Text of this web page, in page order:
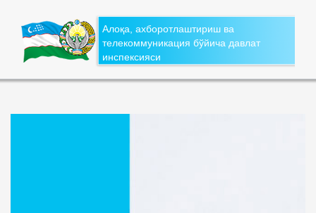
Алоқа, ахборотлаштириш ва
телекоммуникация бўйича давлат
инспексияси